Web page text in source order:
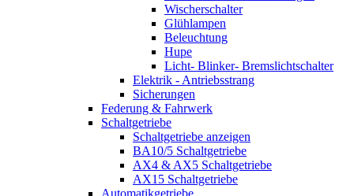
Wischerschalter
Glühlampen
Beleuchtung
Hupe
Licht- Blinker- Bremslichtschalter
Elektrik - Antriebsstrang
Sicherungen
Federung & Fahrwerk
Schaltgetriebe
Schaltgetriebe anzeigen
BA10/5 Schaltgetriebe
AX4 & AX5 Schaltgetriebe
AX15 Schaltgetriebe